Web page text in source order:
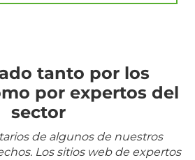
tanto por los
por expertos del
sector
de algunos de nuestros
Los sitios web de expertos